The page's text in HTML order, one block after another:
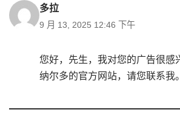
多拉
9 月 13, 2025 12:46 下午
您好，先生，我对您的广告很感
纳尔多的官方网站，请您联系我。